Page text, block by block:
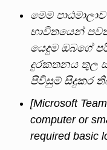
මෙම පාඨමාලාව
භාවිතයෙන්
යෙදුම ඔබගේ
දුරකතනය තුල
පිවිසුම් සිදුකර
[Microsoft
computer or
required basic